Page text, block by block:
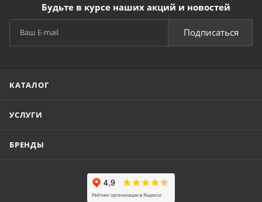
Будьте в курсе наших акций и новостей
Подписаться
КАТАЛОГ
УСЛУГИ
БРЕНДЫ